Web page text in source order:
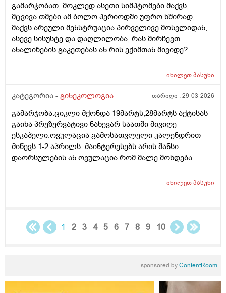
გამარჯობათ, მოკლედ ასეთი სიმპტომები მაქვს,
მცვივა თმები ამ ბოლო პერიოდში უფრო ხშირად,
მაქვს არეული მენსტრუაცია პირველივე მოსვლიდან,
ასევე სისუსტე და დაღლილობა, რას მირჩევთ
ანალიზების გაკეთებას ან რის ექიმთან მივიდე?
იხილეთპასუხი
კატეგორია - გინეკოლოგია თარიღი :29-03-2026
გამარჯობა.ციკლი მქონდა 19მარტს,28მარტს აქტისას
გაიხა პრეზერვატივი ნახევარ საათში მივიღე
ესკაპელი.ოვულაცია გამოსათვლელი კალენდრით
მიწევს 1-2 აპრილს. მაინტერესებს არის შანსი
დაორსულების ან ოვულაცია რომ მალე მოხდება
კვებაზე მყავს ბავშვი ხშირდ ვერ ვთავაზობ და იქნებ
იხილეთპასუხი
1 2 3 4 5 6 7 8 9 10
sponsored byContentRoom